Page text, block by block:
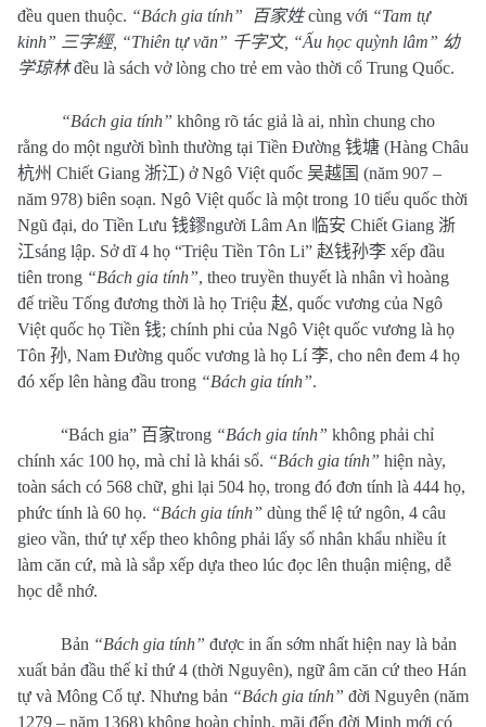
đều quen thuộc. “Bách gia tính” 百家姓 cùng với “Tam tự
kinh” 三字經, “Thiên tự văn” 千字文, “Ấu học quỳnh lâm” 幼
学琼林 đều là sách vở lòng cho trẻ em vào thời cổ Trung Quốc.
“Bách gia tính” không rõ tác giả là ai, nhìn chung cho
rằng do một người bình thường tại Tiền Đường 钱塘 (Hàng Châu
杭州 Chiết Giang 浙江) ở Ngô Việt quốc 吴越国 (năm 907 –
năm 978) biên soạn. Ngô Việt quốc là một trong 10 tiểu quốc thời
Ngũ đại, do Tiền Lưu 钱鏐người Lâm An 临安 Chiết Giang 浙
江sáng lập. Sở dĩ 4 họ “Triệu Tiền Tôn Li” 赵钱孙李 xếp đầu
tiên trong “Bách gia tính”, theo truyền thuyết là nhân vì hoàng
đế triều Tống đương thời là họ Triệu 赵, quốc vương của Ngô
Việt quốc họ Tiền 钱; chính phi của Ngô Việt quốc vương là họ
Tôn 孙, Nam Đường quốc vương là họ Lí李, cho nên đem 4 họ
đó xếp lên hàng đầu trong “Bách gia tính”.
“Bách gia” 百家trong “Bách gia tính” không phải chỉ
chính xác 100 họ, mà chỉ là khái số. “Bách gia tính” hiện này,
toàn sách có 568 chữ, ghi lại 504 họ, trong đó đơn tính là 444 họ,
phức tính là 60 họ. “Bách gia tính” dùng thể lệ tứ ngôn, 4 câu
gieo vần, thứ tự xếp theo không phải lấy số nhân khẩu nhiều ít
làm căn cứ, mà là sắp xếp dựa theo lúc đọc lên thuận miệng, dễ
học dễ nhớ.
Bản “Bách gia tính” được in ấn sớm nhất hiện nay là bản
xuất bản đầu thế kỉ thứ 4 (thời Nguyên), ngữ âm căn cứ theo Hán
tự và Mông Cổ tự. Nhưng bản “Bách gia tính” đời Nguyên (năm
1279 – năm 1368) không hoàn chỉnh, mãi đến đời Minh mới có